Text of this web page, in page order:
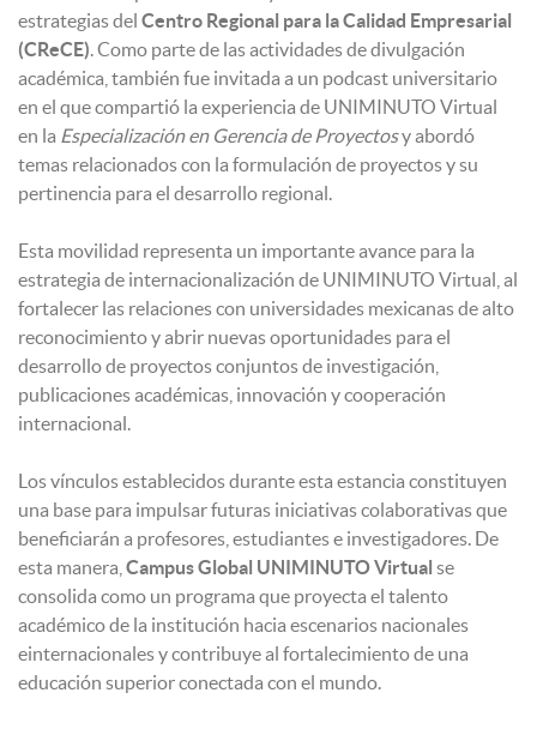
estrategias del Centro Regional para la Calidad Empresarial
(CReCE). Como parte de las actividades de divulgación
académica, también fue invitada a un podcast universitario
en el que compartió la experiencia de UNIMINUTO Virtual
en la Especialización en Gerencia de Proyectosy abordó
temas relacionados con la formulación de proyectos y su
pertinencia para el desarrollo regional.
Esta movilidad representa un importante avance para la
estrategia de internacionalización de UNIMINUTO Virtual, al
fortalecer las relaciones con universidades mexicanas de alto
reconocimiento y abrir nuevas oportunidades para el
desarrollo de proyectos conjuntos de investigación,
publicaciones académicas, innovación y cooperación
internacional.
Los vínculos establecidos durante esta estancia constituyen
una base para impulsar futuras iniciativas colaborativas que
beneficiarán a profesores, estudiantes e investigadores. De
esta manera, Campus Global UNIMINUTO Virtual se
consolida como un programa que proyecta el talento
académico de la institución hacia escenarios nacionales
einternacionales y contribuye al fortalecimiento de una
educación superior conectada con el mundo.